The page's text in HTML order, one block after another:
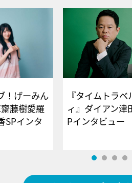
！げーみん
藤樹愛羅
SPインタ
『タイムトラ
ィ』ダイアン津
Pインタビ